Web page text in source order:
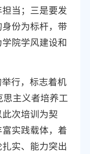
当；三是要发
份为标杆，带
院学风建设和
行，标志着机
思主义者培养工
次培训为契
实践载体，着
实、能力突出